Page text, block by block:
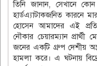
তিনি জানান, সেখানে
হার্ডএ্যাটাকজনিত কারনে
হোসেন আমাদের এই
নৌকার চেয়ারম্যান
জনের একটি গ্রুপ দেশীয়
হামলা করে। এ ঘটনায়